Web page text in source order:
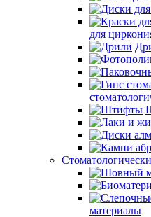
для
материалы